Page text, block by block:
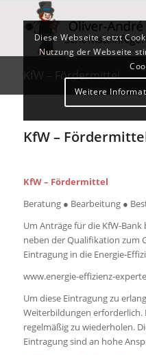
KfW – Fördermittel
KfW –
KfW – Fördermittel
Beratung ● Bearbeitung ●
Um Anträge für die KfW-
neben der Qualifikation zum
Eintragung in die Energie-
www.energie-effizienz-
Um diese Eintragung zu
Weiterbildungen erforderlich.
regelmäßig zu wiederholen.
Eintragung sind an hohe
Diese Webseite setzt
Nutzung der Webseite
Weitere